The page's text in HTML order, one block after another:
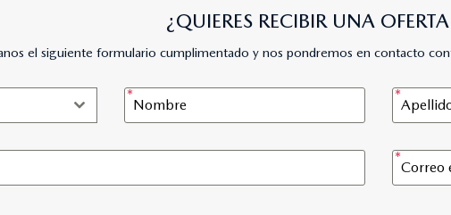
¿QUIERES RECIBIR UNA
el siguiente formulario cumplimentado y nos pondremos en contacto